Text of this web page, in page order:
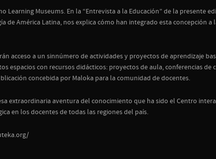
Learning Museums. En la “Entrevista a la Educación” de la presente
de América Latina, nos explica cómo han integrado esta concepción
acceso a un sinnúmero de actividades y proyectos de aprendizaje
espacios con recursos didácticos: proyectos de aula, conferencias
concebida por Maloka para la comunidad de docentes.
extraordinaria aventura del conocimiento que ha sido el Centro
en los docentes de todas las regiones del país.